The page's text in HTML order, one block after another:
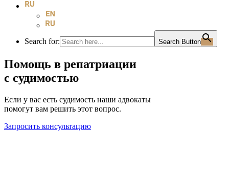
Search for: Search Button
Помощь в репатриации
с судимостью
Если у вас есть судимость наши адвокаты
помогут вам решить этот вопрос.
Запросить консультацию